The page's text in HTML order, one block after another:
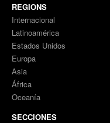
REGIONS
Internacional
Latinoamérica
Estados Unidos
Europa
Asia
África
Oceanía
SECCIONES